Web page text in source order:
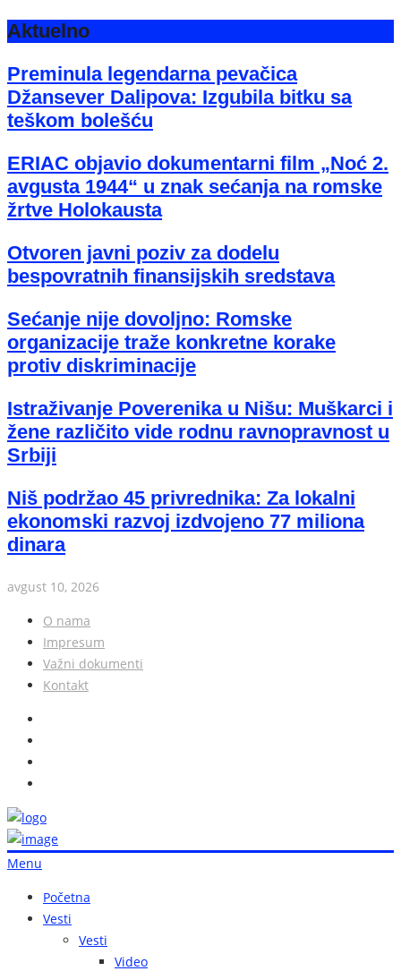
Aktuelno
Preminula legendarna pevačica
Džansever Dalipova: Izgubila bitku sa
teškom bolešću
ERIAC objavio dokumentarni film „Noć 2.
avgusta 1944“ u znak sećanja na romske
žrtve Holokausta
Otvoren javni poziv za dodelu
bespovratnih finansijskih sredstava
Sećanje nije dovoljno: Romske
organizacije traže konkretne korake
protiv diskriminacije
Istraživanje Poverenika u Nišu: Muškarci i
žene različito vide rodnu ravnopravnost u
Srbiji
Niš podržao 45 privrednika: Za lokalni
ekonomski razvoj izdvojeno 77 miliona
dinara
avgust 10, 2026
O nama
Impresum
Važni dokumenti
Kontakt
Menu
Početna
Vesti
Vesti
Video